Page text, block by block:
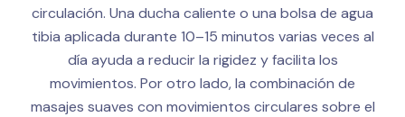
circulación. Una ducha caliente o una bolsa de agua
tibia aplicada durante 10–15 minutos varias veces al
día ayuda a reducir la rigidez y facilita los
movimientos. Por otro lado, la combinación de
masajes suaves con movimientos circulares sobre el